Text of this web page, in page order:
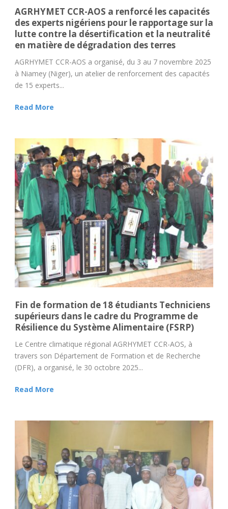
AGRHYMET CCR-AOS a renforcé les capacités
des experts nigériens pour le rapportage sur la
lutte contre la désertification et la neutralité
en matière de dégradation des terres
AGRHYMET CCR-AOS a organisé, du 3 au 7 novembre 2025
à Niamey (Niger), un atelier de renforcement des capacités
de 15 experts...
Read More
Fin de formation de 18 étudiants Techniciens
supérieurs dans le cadre du Programme de
Résilience du Système Alimentaire (FSRP)
Le Centre climatique régional AGRHYMET CCR-AOS, à
travers son Département de Formation et de Recherche
(DFR), a organisé, le 30 octobre 2025...
Read More